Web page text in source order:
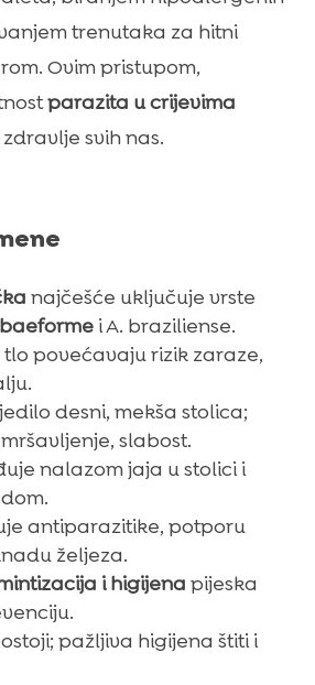
trenutaka za hitni
Ovim pristupom,
parazita u crijevima
svih nas.
najčešće uključuje vrste
i A. braziliense.
povećavaju rizik zaraze,
desni, mekša stolica;
slabost.
nalazom jaja u stolici i
antiparazitike, potporu
željeza.
i higijena pijeska
pažljiva higijena štiti i